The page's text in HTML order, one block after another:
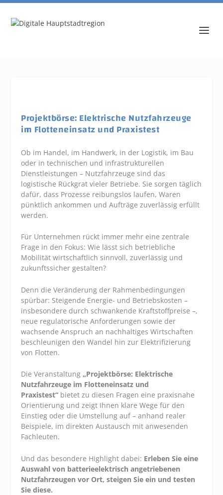
Projektbörse: Elektrische Nutzfahrzeuge
im Flotteneinsatz und Praxistest
Ob im Handel, im Handwerk, in der Logistik, im Bau
oder in technischen und infrastrukturellen
Dienstleistungen – Nutzfahrzeuge sind das
logistische Rückgrat vieler Betriebe. Sie sorgen täglich
dafür, dass Prozesse reibungslos laufen, Waren
pünktlich ankommen und Aufträge zuverlässig erfüllt
werden.­­
Für Unternehmen rückt immer mehr eine zentrale
Frage in den Fokus: Wie lässt sich betriebliche
Mobilität wirtschaftlich sinnvoll, zuverlässig und
zukunftssicher gestalten?
Denn die Veränderung der Rahmenbedingungen
spürbar: Steigende Energie- und Betriebskosten –
insbesondere durch schwankende Kraftstoffpreise –,
neue regulatorische Anforderungen sowie der
wachsende Anspruch an nachhaltiges Wirtschaften
beschleunigen den Wandel hin zur Elektrifizierung
von Flotten.
Die Veranstaltung„Projektbörse: Elektrische
Nutzfahrzeuge im Flotteneinsatz und
Praxistest“ bietet zu diesen Fragen eine praxisnahe
Orientierung und zeigt Ihnen klare Wege für den
Einstieg oder die Umstellung auf – anhand realer
Beispiele, im direkten Austausch mit anwesenden
Fachleuten.
Und das besondere Highlight dabei: Erleben Sie eine
Auswahl von batterieelektrisch angetriebenen
Nutzfahrzeugen vor Ort, steigen Sie ein und testen
Sie diese.